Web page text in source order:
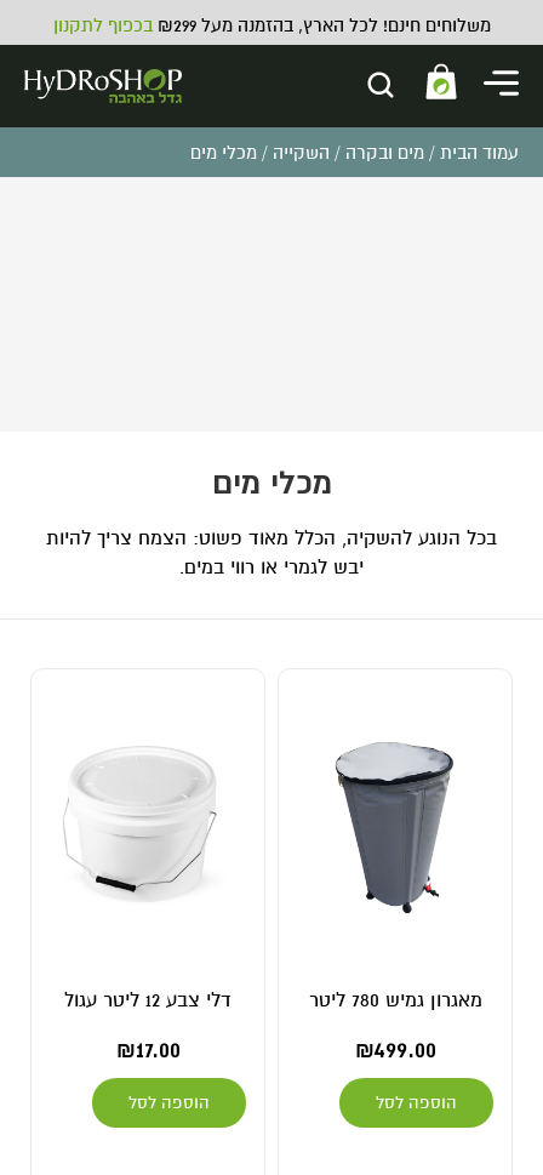
משלוחים חינם! לכל הארץ, בהזמנה מעל ₪299 בכפוף לתקנון
עמוד הבית / מים ובקרה / השקייה / מכלי מים
מכלי מים
בכל הנוגע להשקיה, הכלל מאוד פשוט: הצמח צריך להיות
יבש לגמרי או רווי במים.
מאגרון גמיש 780 ליטר
₪499.00
הוספה לסל
דלי צבע 12 ליטר עגול
₪17.00
הוספה לסל